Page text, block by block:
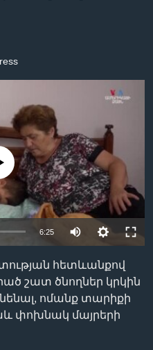
currently available
6:25
հետևանքով
շատ ծնողներ կրկին
ոմանք տարիքի
փոխնակ մայրերի